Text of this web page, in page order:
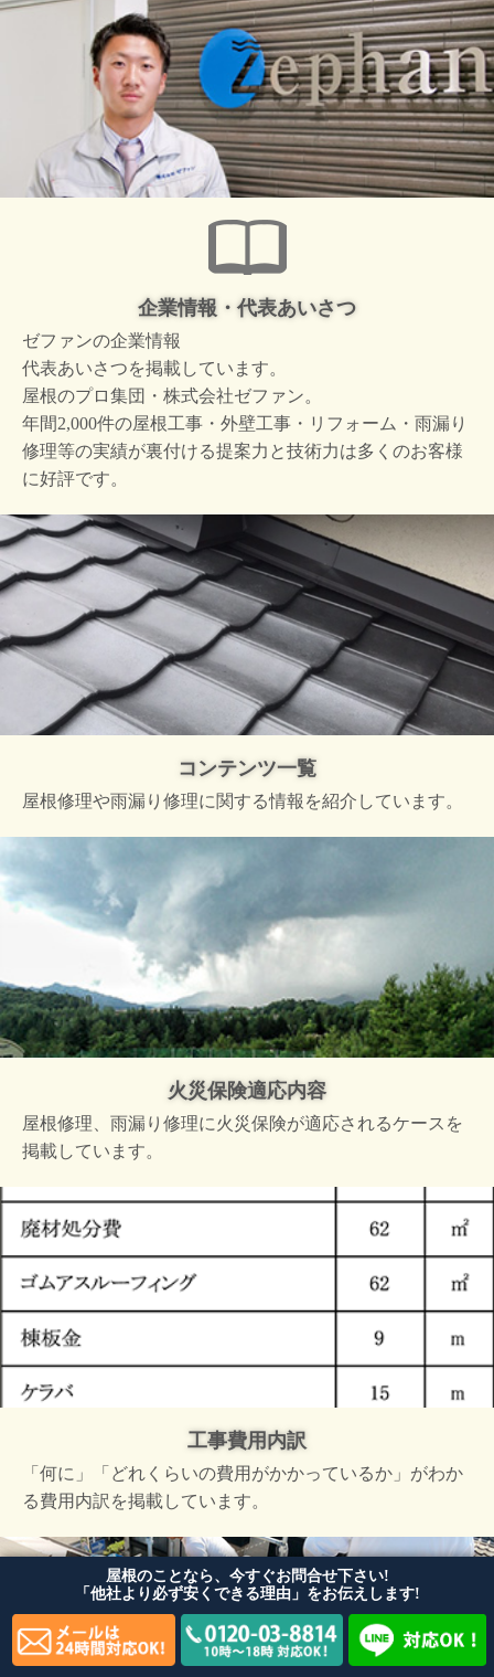
企業情報・代表あいさつ
ゼファンの企業情報
代表あいさつを掲載しています。
屋根のプロ集団・株式会社ゼファン。
年間2,000件の屋根工事・外壁工事・リフォーム・雨漏り
修理等の実績が裏付ける提案力と技術力は多くのお客様
に好評です。
コンテンツ一覧
屋根修理や雨漏り修理に関する情報を紹介しています。
火災保険適応内容
屋根修理、雨漏り修理に火災保険が適応されるケースを
掲載しています。
工事費用内訳
「何に」「どれくらいの費用がかかっているか」がわか
る費用内訳を掲載しています。
屋根のことなら、今すぐお問合せ下さい!
「他社より必ず安くできる理由」をお伝えします!